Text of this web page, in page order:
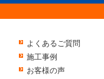
よくあるご質問
施工事例
お客様の声